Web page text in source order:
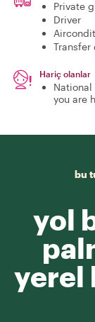
Private
Driver
Transfer
Hariç olanlar
National
you are
bu
yol
yerel